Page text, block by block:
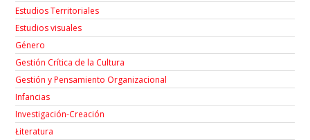
Estudios Territoriales
Estudios visuales
Género
Gestión Crítica de la Cultura
Gestión y Pensamiento Organizacional
Infancias
Investigación-Creación
Łiteratura